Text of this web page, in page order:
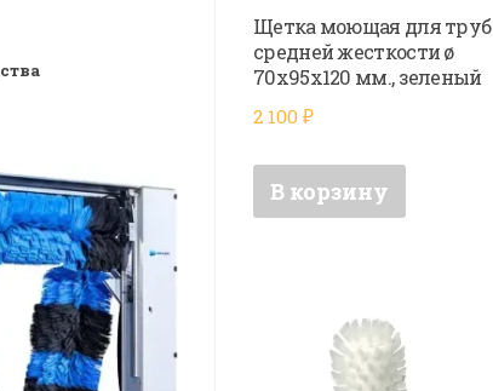
Щетка моющая для труб
средней жесткости ø
70х95х120 мм., зеленый
2 100 ₽
В корзину